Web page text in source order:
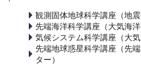
観測固体地球科学講座（地震
先端海洋科学講座（大気海洋
気候システム科学講座（大気
先端地球惑星科学講座（先
ター）